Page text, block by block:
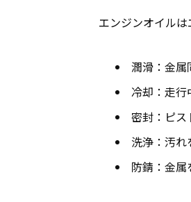
エンジンオイルは
潤滑：金属
冷却：走行
密封：ピス
洗浄：汚れ
防錆：金属